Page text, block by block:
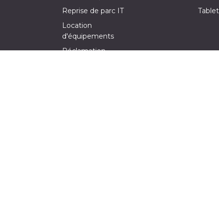
Reprise de parc IT
Location
d'équipements
Réclamation